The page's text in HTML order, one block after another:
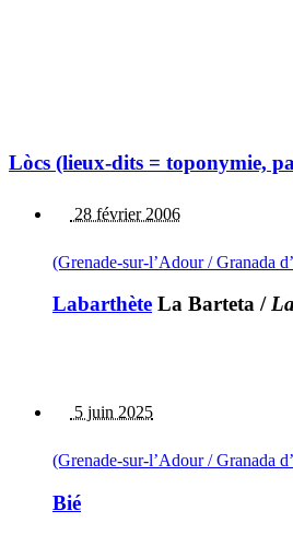
Lòcs (lieux-dits = toponymie,
28 février 2006
(Grenade-sur-l’Adour / Granada
Labarthète La Barteta /
5 juin 2025
(Grenade-sur-l’Adour / Granada
Bié